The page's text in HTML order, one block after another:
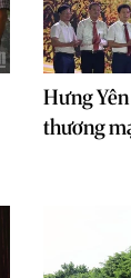
Hưng
thương